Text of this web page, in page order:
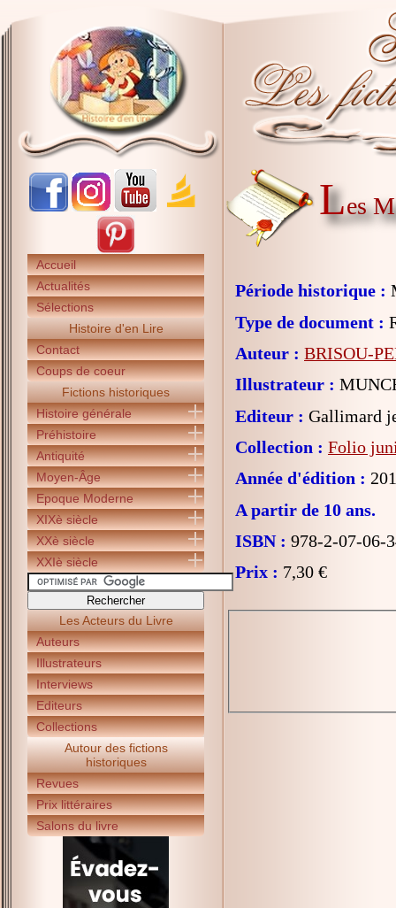
Accueil
Actualités
Sélections
Histoire d'en Lire
Contact
Coups de coeur
Fictions historiques
Histoire générale
Préhistoire
Antiquité
Moyen-Âge
Epoque Moderne
XIXè siècle
XXè siècle
XXIè siècle
Les Acteurs du Livre
Auteurs
Illustrateurs
Interviews
Editeurs
Collections
Autour des fictions
historiques
Revues
Prix littéraires
Salons du livre
Les
Période historique :
Type de document :
Auteur : BRISOU-
Illustrateur :
Editeur : Gallimard
Collection : Folio
Année d'édition :
A partir de 10 ans.
ISBN : 978-2-07-06-
Prix : 7,30 €